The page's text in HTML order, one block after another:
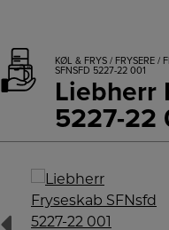
KØL & FRYS / FRYSERE /
SFNSFD 5227-22 001
Liebherr
5227-22